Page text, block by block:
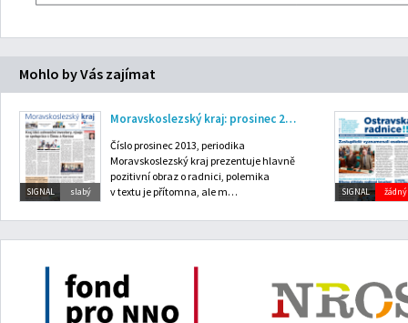
Mohlo by Vás zajímat
SIGNAL slabý
Moravskoslezský kraj: prosinec 2013
Číslo prosinec 2013, periodika
Moravskoslezský kraj prezentuje hlavně
pozitivní obraz o radnici, polemika
v textu je přítomna, ale m…
SIGNAL žádný